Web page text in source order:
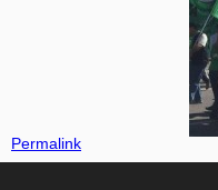
Permalink